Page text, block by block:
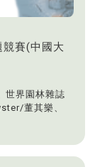
賽(中國大
世界園林雜誌
董其樂、